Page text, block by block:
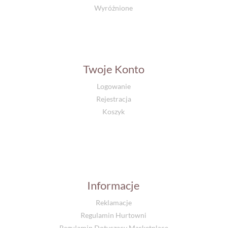
Wyróżnione
Twoje Konto
Logowanie
Rejestracja
Koszyk
Informacje
Reklamacje
Regulamin Hurtowni